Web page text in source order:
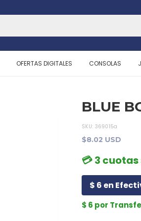
OFERTAS DIGITALES CONSOLAS
BLUE
SKU: 369015a
$8.02 USD
💳 3
$ 6 en
$ 6 por